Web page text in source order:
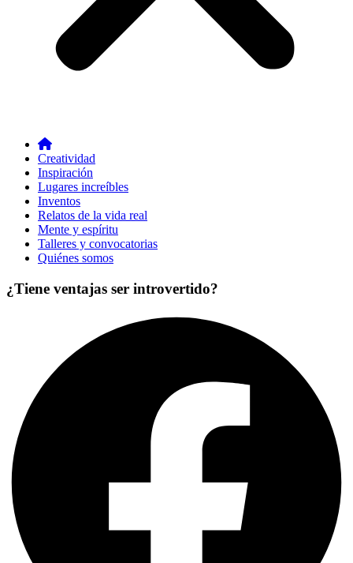
Creatividad
Inspiración
Lugares increíbles
Inventos
Relatos de la vida real
Mente y espíritu
Talleres y convocatorias
Quiénes somos
¿Tiene ventajas ser introvertido?